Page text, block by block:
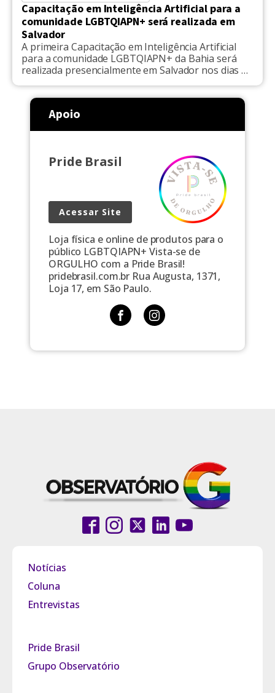
Capacitação em Inteligência Artificial para a
comunidade LGBTQIAPN+ será realizada em
Salvador
A primeira Capacitação em Inteligência Artificial
para a comunidade LGBTQIAPN+ da Bahia será
realizada presencialmente em Salvador nos dias 28
iniciativa, gratuita, é promovida pela Comissão
Permanente de Diversidade Sexual e Gênero da
OAB-BA e pela Escola Superior de Advocacia da
Bahia (ESA-BA), com apoio da UNIFACS.
Apoio
Pride Brasil
Acessar Site
Loja física e online de produtos para o
público LGBTQIAPN+ Vista-se de
ORGULHO com a Pride Brasil!
pridebrasil.com.br Rua Augusta, 1371,
Loja 17, em São Paulo.
Notícias
Coluna
Entrevistas
Pride Brasil
Grupo Observatório